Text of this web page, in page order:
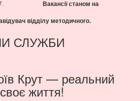
— 7.
Вакансії станом на
відділу методичного.
СЛУЖБИ
Крут — реальний
життя!